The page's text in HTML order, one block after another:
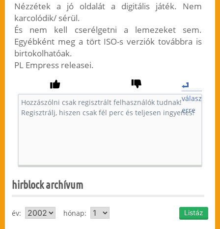
Nézzétek a jó oldalát a digitális játék. Nem
karcolódik/ sérül.
És nem kell cserélgetni a lemezeket sem.
Egyébként meg a tört ISO-s verziók továbbra is
birtokolhatóak.
PL Empress releasei.
válasz
erre
hirblock archívum
év: hónap: